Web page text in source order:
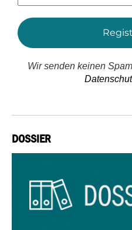
*
Wir senden keinen
DOSSIER